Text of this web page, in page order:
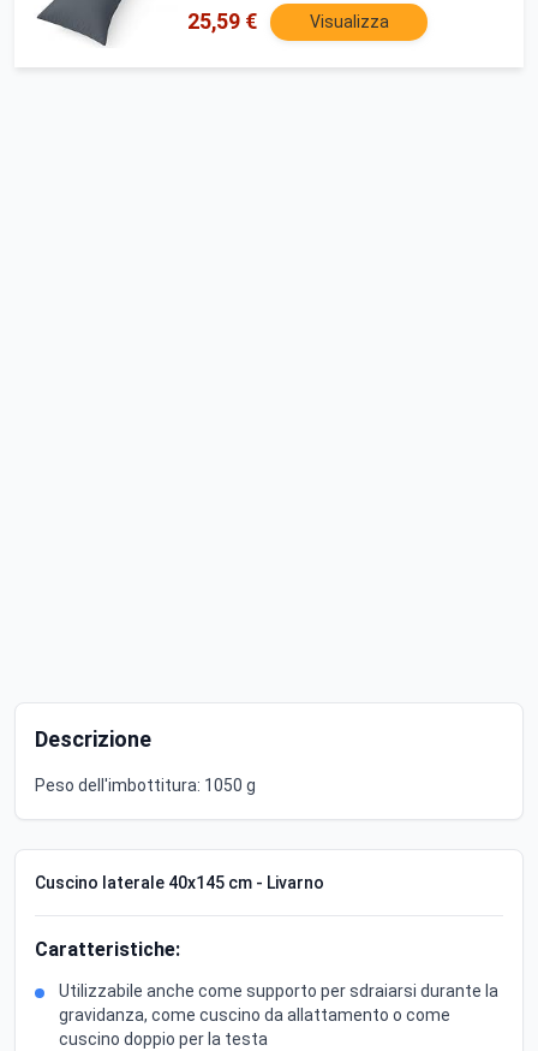
25,59 € Visualizza
Descrizione
Peso dell'imbottitura: 1050 g
Cuscino laterale 40x145 cm - Livarno
Caratteristiche:
Utilizzabile anche come supporto per sdraiarsi durante la
gravidanza, come cuscino da allattamento o come
cuscino doppio per la testa